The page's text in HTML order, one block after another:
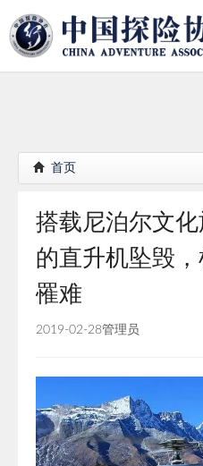
产业研究
行者证书申报
分支机构
会员
团体标准
首页
搭载尼泊尔文
的直升机坠毁
罹难
2019-02-28管理员